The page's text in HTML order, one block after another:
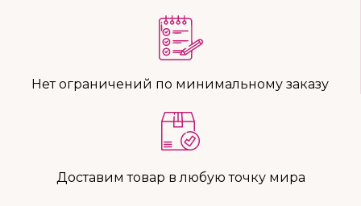
Нет ограничений по минимальному заказу
Доставим товар в любую точку мира